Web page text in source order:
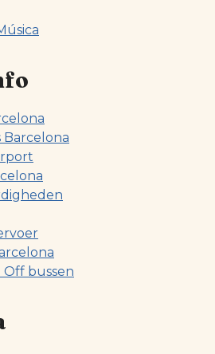
Barcelona
Off bussen